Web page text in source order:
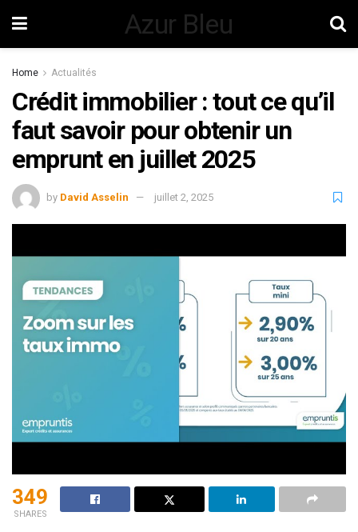
Azur Bleu
Home Actualités
Crédit immobilier : tout ce qu’il
faut savoir pour obtenir un
emprunt en juillet 2025
by David Asselin juillet 2, 2025
349
SHARES